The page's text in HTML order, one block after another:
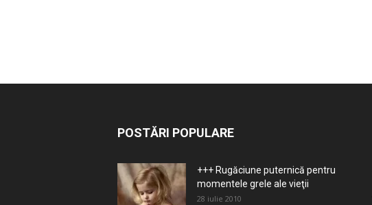
POSTĂRI POPULARE
+++ Rugăciune puternică pentru
momentele grele ale vieţii
28 iulie 2010